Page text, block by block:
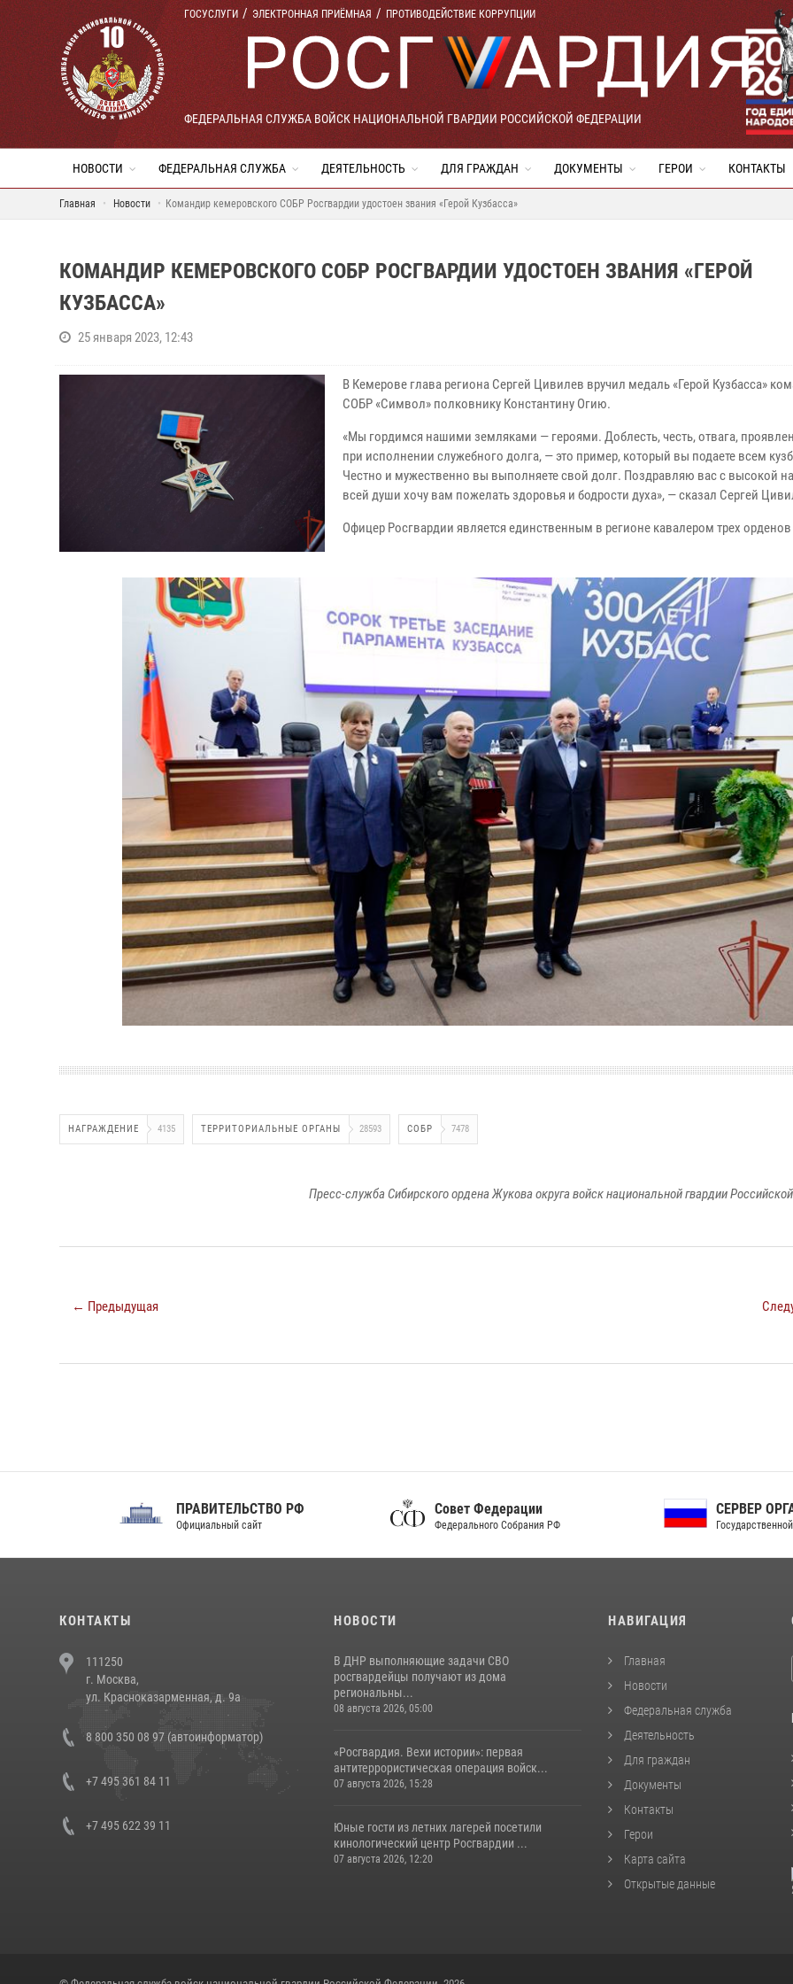
ГОСУСЛУГИ ЭЛЕКТРОННАЯ ПРИЁМНАЯ ПРОТИВОДЕЙСТВИЕ КОРРУПЦИИ
ФЕДЕРАЛЬНАЯ СЛУЖБА ВОЙСК НАЦИОНАЛЬНОЙ ГВАРДИИ РОССИЙСКОЙ ФЕДЕРАЦИИ
НОВОСТИ ФЕДЕРАЛЬНАЯ СЛУЖБА ДЕЯТЕЛЬНОСТЬ ДЛЯ ГРАЖДАН ДОКУМЕНТЫ ГЕРОИ КОНТАКТЫ
Главная Новости Командир кемеровского СОБР Росгвардии удостоен звания «Герой Кузбасса»
КОМАНДИР КЕМЕРОВСКОГО СОБР РОСГВАРДИИ УДОСТОЕН ЗВАНИЯ «ГЕРОЙ
КУЗБАССА»
25 января 2023, 12:43
В Кемерове глава региона Сергей Цивилев вручил медаль «Герой Кузбасса»
СОБР «Символ» полковнику Константину Огию.
«Мы гордимся нашими земляками — героями. Доблесть, честь, отвага,
при исполнении служебного долга, — это пример, который вы подаете всем
Честно и мужественно вы выполняете свой долг. Поздравляю вас с высокой
всей души хочу вам пожелать здоровья и бодрости духа», — сказал Сергей
Офицер Росгвардии является единственным в регионе кавалером трех
НАГРАЖДЕНИЕ 4135 ТЕРРИТОРИАЛЬНЫЕ ОРГАНЫ 28593 СОБР 7478
Пресс-служба Сибирского ордена Жукова округа войск национальной гвардии
← Предыдущая
ПРАВИТЕЛЬСТВО РФ
Официальный сайт
Совет Федерации
Федерального Собрания РФ
СЕРВЕР ОРГАНОВ
Государственной власти РФ
КОНТАКТЫ
111250
г. Москва,
ул. Красноказарменная, д. 9а
8 800 350 08 97 (автоинформатор)
+7 495 361 84 11
+7 495 622 39 11
НОВОСТИ
В ДНР выполняющие задачи СВО
росгвардейцы получают из дома
региональны...
08 августа 2026, 05:00
«Росгвардия. Вехи истории»: первая
антитеррористическая операция войск...
07 августа 2026, 15:28
Юные гости из летних лагерей посетили
кинологический центр Росгвардии ...
07 августа 2026, 12:20
НАВИГАЦИЯ
Главная
Новости
Федеральная служба
Деятельность
Для граждан
Документы
Контакты
Герои
Карта сайта
Открытые данные